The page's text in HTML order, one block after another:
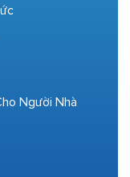
Người Nhà